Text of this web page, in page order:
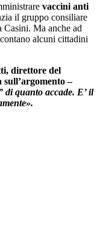
vaccini anti
il gruppo consiliare
Ma anche ad
alcuni cittadini
direttore del
–
di quanto accade. E’ il